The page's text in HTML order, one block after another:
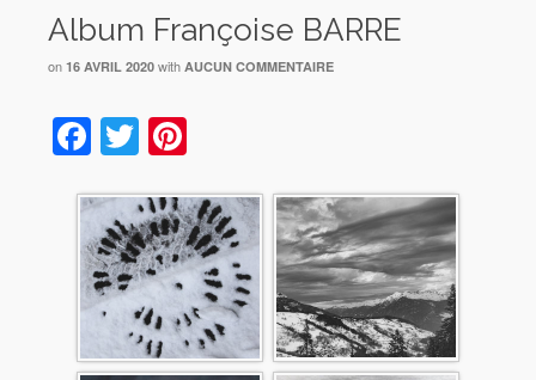
Album Françoise BARRE
on 16 AVRIL 2020 with AUCUN COMMENTAIRE
Facebook
Twitter